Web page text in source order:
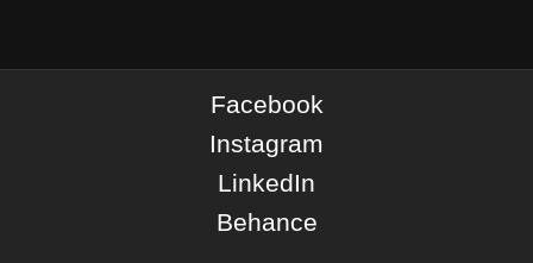
Facebook
Instagram
LinkedIn
Behance